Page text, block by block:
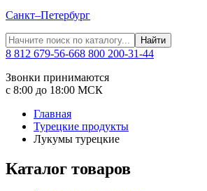
Санкт–Петербург
Найти
8 812 679-56-668 800 200-31-44
Звонки принимаются
с 8:00 до 18:00 МСК
Главная
Турецкие продукты
Лукумы турецкие
Каталог товаров